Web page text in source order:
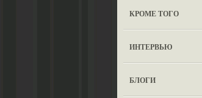
КРОМЕ ТОГО
ИНТЕРВЬЮ
БЛОГИ